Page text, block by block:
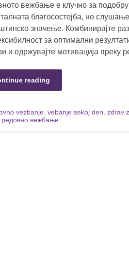
вежбање е клучно за
благосостојба, но
значење. Комбинирајте
за оптимални
и одржувајте мотивација преку
reading
vezbanje vebanje sekoj den zdrav
редовно вежбање